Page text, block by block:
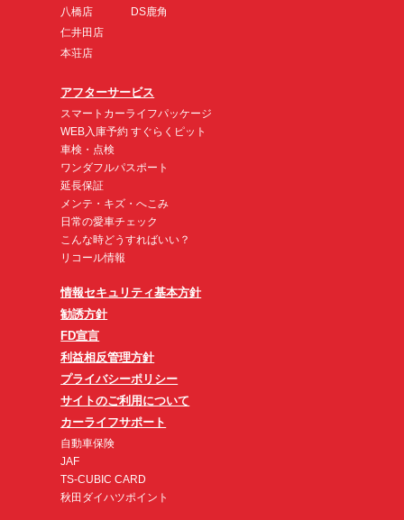
八橋店
仁井田店
本荘店
DS鹿角
アフターサービス
スマートカーライフパッケージ
WEB入庫予約 すぐらくピット
車検・点検
ワンダフルパスポート
延長保証
メンテ・キズ・へこみ
日常の愛車チェック
こんな時どうすればいい？
リコール情報
情報セキュリティ基本方針
勧誘方針
FD宣言
利益相反管理方針
プライバシーポリシー
サイトのご利用について
カーライフサポート
自動車保険
JAF
TS-CUBIC CARD
秋田ダイハツポイント